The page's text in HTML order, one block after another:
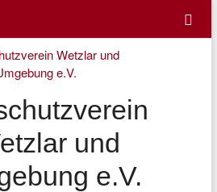
und
e.V.